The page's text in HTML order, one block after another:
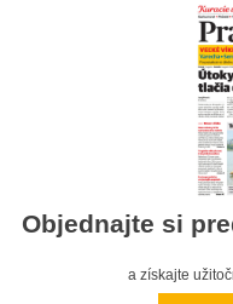
Objednajte si
a získajte